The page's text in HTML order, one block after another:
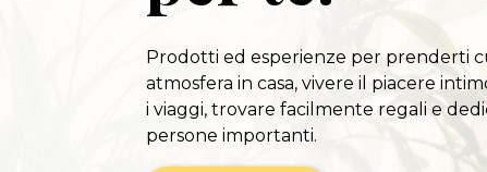
Prodotti ed esperienze per prenderti
atmosfera in casa, vivere il piacere
i viaggi, trovare facilmente regali e
persone importanti.